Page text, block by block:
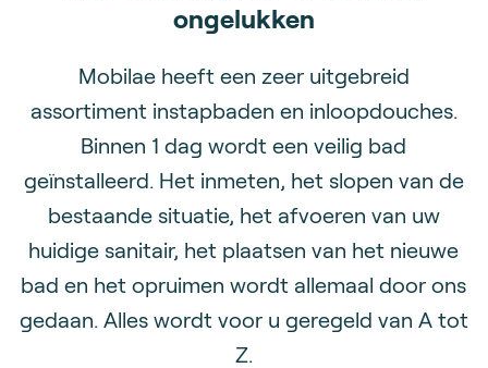
ongelukken
Mobilae heeft een zeer uitgebreid
assortiment instapbaden en inloopdouches.
Binnen 1 dag wordt een veilig bad
geïnstalleerd. Het inmeten, het slopen van de
bestaande situatie, het afvoeren van uw
huidige sanitair, het plaatsen van het nieuwe
bad en het opruimen wordt allemaal door ons
gedaan. Alles wordt voor u geregeld van A tot
Z.